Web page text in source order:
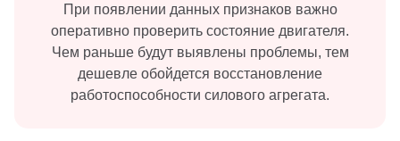
При появлении данных признаков важно
оперативно проверить состояние двигателя.
Чем раньше будут выявлены проблемы, тем
дешевле обойдется восстановление
работоспособности силового агрегата.